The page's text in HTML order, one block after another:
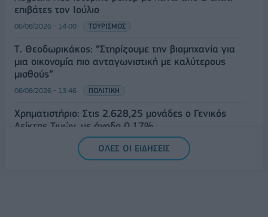
επιβάτες τον Ιούλιο
06/08/2026 - 14:00 ΤΟΥΡΙΣΜΟΣ
Τ. Θεοδωρικάκος: “Στηρίζουμε την βιομηχανία για
μια οικονομία πιο ανταγωνιστική με καλύτερους
μισθούς”
06/08/2026 - 13:46 ΠΟΛΙΤΙΚΗ
Χρηματιστήριο: Στις 2.628,25 μονάδες ο Γενικός
Δείκτης Τιμών, με άνοδο 0,17%
ΟΛΕΣ ΟΙ ΕΙΔΗΣΕΙΣ